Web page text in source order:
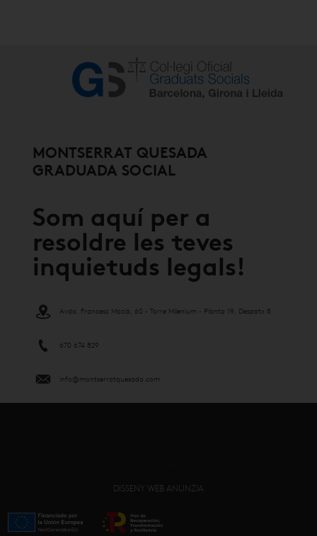
MONTSERRAT QUESADA
GRADUADA SOCIAL
Som aquí per a
resoldre les teves
inquietuds legals!
Avda. Francesc Macià, 60 - Torre Milenium - Planta 19, Despatx 8
670 674 829
info@montserratquesada.com
DISSENY WEB ANUNZIA